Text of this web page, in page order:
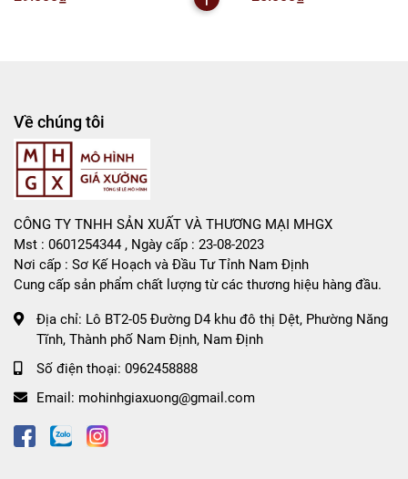
Về chúng tôi
CÔNG TY TNHH SẢN XUẤT VÀ THƯƠNG MẠI MHGX
Mst : 0601254344 , Ngày cấp : 23-08-2023
Nơi cấp : Sơ Kế Hoạch và Đầu Tư Tỉnh Nam Định
Cung cấp sản phẩm chất lượng từ các thương hiệu hàng đầu.
Địa chỉ: Lô BT2-05 Đường D4 khu đô thị Dệt, Phường Năng
Tĩnh, Thành phố Nam Định, Nam Định
Số điện thoại: 0962458888
Email: mohinhgiaxuong@gmail.com